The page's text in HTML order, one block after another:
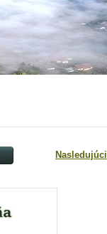
Nasledujúci